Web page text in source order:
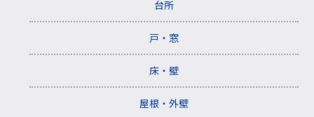
台所
戸・窓
床・壁
屋根・外壁